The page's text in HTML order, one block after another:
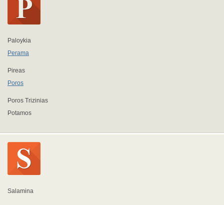
Paloykia
Perama
Pireas
Poros
Poros Trizinias
Potamos
Salamina